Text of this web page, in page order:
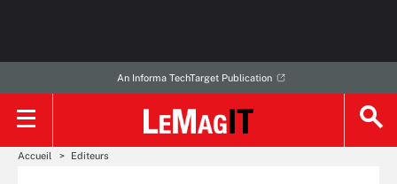
An Informa TechTarget Publication
Accueil Editeurs